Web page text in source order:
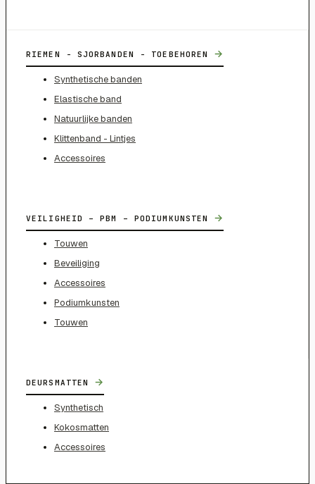
RIEMEN - SJORBANDEN - TOEBEHOREN →
Synthetische banden
Elastische band
Natuurlijke banden
Klittenband - Lintjes
Accessoires
VEILIGHEID – PBM – PODIUMKUNSTEN →
Touwen
Beveiliging
Accessoires
Podiumkunsten
Touwen
DEURSMATTEN →
Synthetisch
Kokosmatten
Accessoires